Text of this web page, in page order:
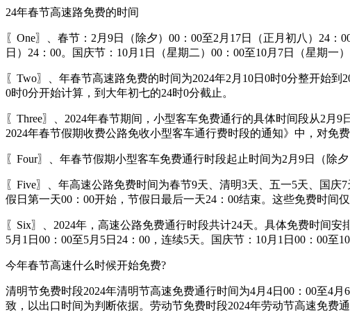
24年春节高速路免费的时间
〖One〗、春节：2月9日（除夕）00：00至2月17日（正月初八）24
日）24：00。国庆节：10月1日（星期二）00：00至10月7日（星期一）
〖Two〗、年春节高速路免费的时间为2024年2月10日0时0分整开始
0时0分开始计算，到大年初七的24时0分截止。
〖Three〗、2024年春节期间，小型客车免费通行的具体时间段从2月
2024年春节假期收费公路免收小型客车通行费时段的通知》中，对免
〖Four〗、年春节假期小型客车免费通行时段起止时间为2月9日（除
〖Five〗、年高速公路免费时间为春节9天、清明3天、五一5天、国
假日第一天00：00开始，节假日最后一天24：00结束。这些免费时间
〖Six〗、2024年，高速公路免费通行时段共计24天。具体免费时间安
5月1日00：00至5月5日24：00，连续5天。国庆节：10月1日00：00至
今年春节高速什么时候开始免费?
清明节免费时段2024年清明节高速免费通行时间为4月4日00：00至4
致，以出口时间为判断依据。劳动节免费时段2024年劳动节高速免费